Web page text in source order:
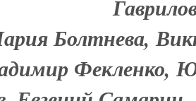
Болтнева,
Фекленко,